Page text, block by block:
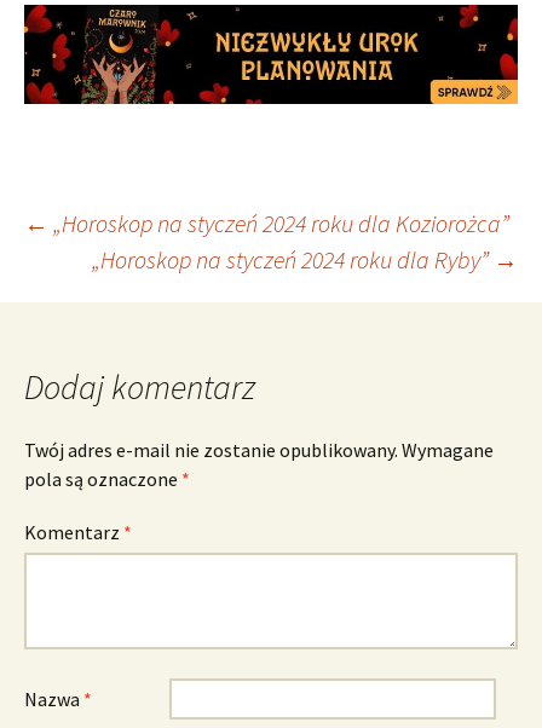
Nawigacja
wpisu
← „Horoskop na styczeń 2024 roku dla Koziorożca”
„Horoskop na styczeń 2024 roku dla Ryby” →
Dodaj komentarz
Twój adres e-mail nie zostanie opublikowany. Wymagane
pola są oznaczone *
Komentarz *
Nazwa *